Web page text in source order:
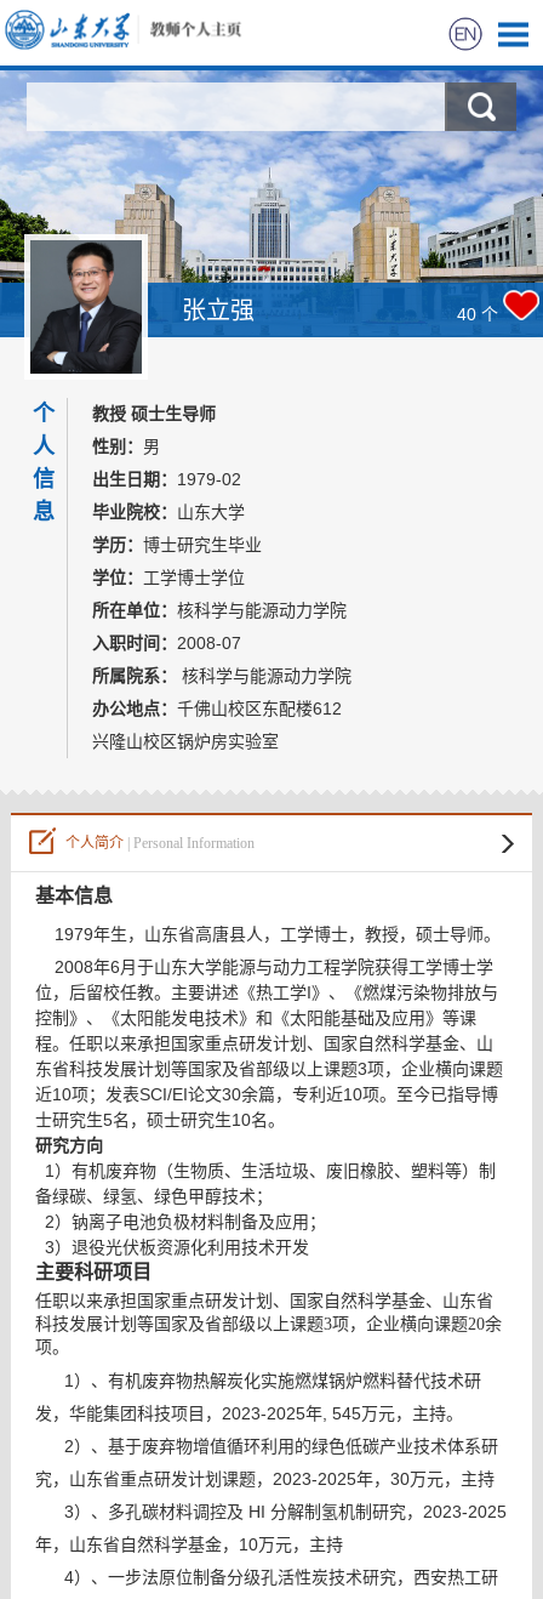
科学研究
教学研究
获奖信息
招生信息
学生信息
我的相册
教师博客
张立强 40 个
个
人
信
息
教授 硕士生导师
性别： 男
出生日期： 1979-02
毕业院校： 山东大学
学历： 博士研究生毕业
学位： 工学博士学位
所在单位： 核科学与能源动力学院
入职时间： 2008-07
所属院系：
核科学与能源动力学院
办公地点： 千佛山校区东配楼612
兴隆山校区锅炉房实验室
个人简介| Personal Information
基本信息
1979年生，山东省高唐县人，工学博士，教授，硕士导师。
2008年6月于山东大学能源与动力工程学院获得工学博士学
位，后留校任教。主要讲述《热工学I》、《燃煤污染物排放与
控制》、《太阳能发电技术》和《太阳能基础及应用》等课
程。任职以来承担国家重点研发计划、国家自然科学基金、山
东省科技发展计划等国家及省部级以上课题3项，企业横向课题
近10项；发表SCI/EI论文30余篇，专利近10项。至今已指导博
士研究生5名，硕士研究生10名。
研究方向
1）有机废弃物（生物质、生活垃圾、废旧橡胶、塑料等）制
备绿碳、绿氢、绿色甲醇技术；
2）钠离子电池负极材料制备及应用；
3）退役光伏板资源化利用技术开发
主要科研项目
任职以来承担国家重点研发计划、国家自然科学基金、山东省
科技发展计划等国家及省部级以上课题3项，企业横向课题20余
项。
1）、有机废弃物热解炭化实施燃煤锅炉燃料替代技术研
发，华能集团科技项目，2023-2025年, 545万元，主持。
2）、基于废弃物增值循环利用的绿色低碳产业技术体系研
究，山东省重点研发计划课题，2023-2025年，30万元，主持
3）、多孔碳材料调控及 HI 分解制氢机制研究，2023-2025
年，山东省自然科学基金，10万元，主持
4）、一步法原位制备分级孔活性炭技术研究，西安热工研